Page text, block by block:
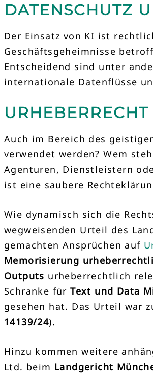
DATENSCHUTZ
Der Einsatz von KI ist
Geschäftsgeheimnisse
Entscheidend sind unter
internationale Datenflüsse
Auch im Bereich des
verwendet werden? Wem
Agenturen, Dienstleistern
ist eine saubere
Wie dynamisch sich die
wegweisenden Urteil des
gemachten Ansprüchen auf
Memorisierung
Outputs urheberrechtlich
Schranke fürText und Data
gesehen hat. Das Urteil war
14139/24).
Hinzu kommen weitere
Ltd. beim Landgericht